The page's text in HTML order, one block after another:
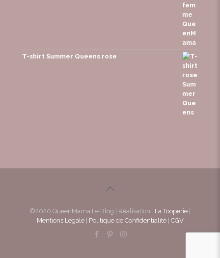
T-shirt Summer Queens rose
©2020 QueenMama Le Blog | Réalisation : La Tooperie
Mentions Légale| Politique de Confidentialité| CGV